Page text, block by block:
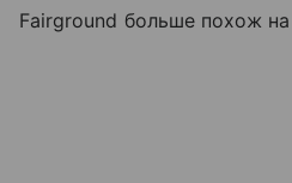
Fairground больше похож